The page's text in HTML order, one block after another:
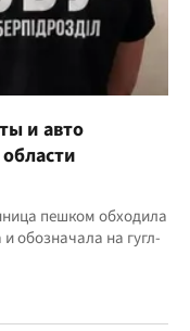
и авто
пешком обходила
обозначала на гугл-